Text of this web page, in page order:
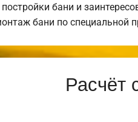
бани и
бани по специальной
Расчёт